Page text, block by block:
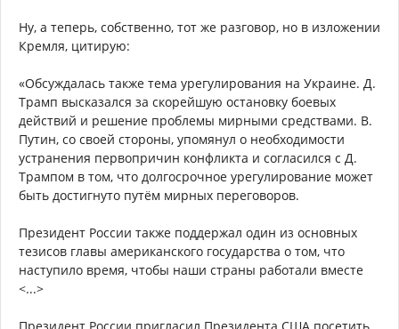
Ну, а теперь, собственно, тот же разговор, но в изложении
Кремля, цитирую:
«Обсуждалась также тема урегулирования на Украине. Д.
Трамп высказался за скорейшую остановку боевых
действий и решение проблемы мирными средствами. В.
Путин, со своей стороны, упомянул о необходимости
устранения первопричин конфликта и согласился с Д.
Трампом в том, что долгосрочное урегулирование может
быть достигнуто путём мирных переговоров.
Президент России также поддержал один из основных
тезисов главы американского государства о том, что
наступило время, чтобы наши страны работали вместе
<...>